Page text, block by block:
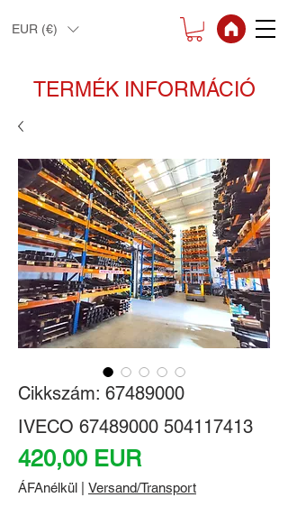
EUR (€)
TERMÉK INFORMÁCIÓ
Cikkszám: 67489000
IVECO 67489000 504117413
420,00 EURÁr
ÁFAnélkül Versand/Transport